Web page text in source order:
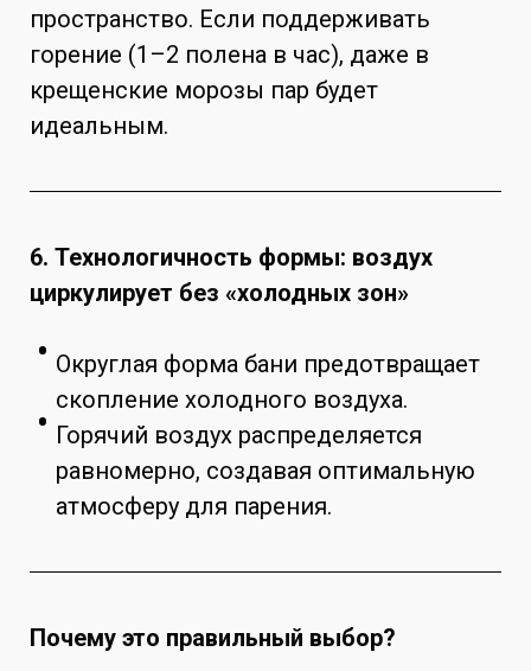
пространство. Если поддерживать
горение (1–2 полена в час), даже в
крещенские морозы пар будет
идеальным.
6. Технологичность формы: воздух
циркулирует без «холодных зон»
Округлая форма бани предотвращает
скопление холодного воздуха.
Горячий воздух распределяется
равномерно, создавая оптимальную
атмосферу для парения.
Почему это правильный выбор?